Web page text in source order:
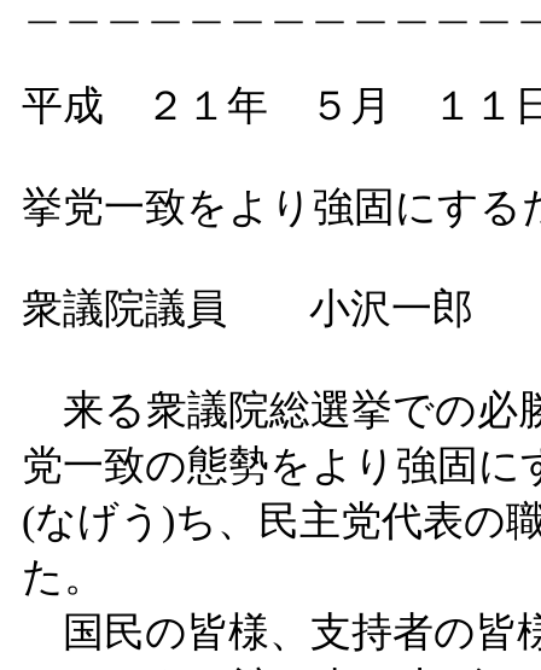
平成 ２１年 ５月 １１
挙党一致をより強固にする
衆議院議員 小沢一郎
来る衆議院総選挙での必
党一致の態勢をより強固
(なげう)ち、民主党代表の
た。
国民の皆様、支持者の皆